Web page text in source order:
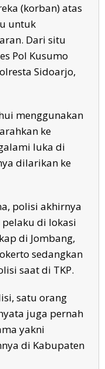
(korban) atas
untuk
Dari situ
Pol Kusumo
Sidoarjo,
menggunakan
ke
luka di
dilarikan ke
polisi akhirnya
di lokasi
di Jombang,
sedangkan
saat di TKP.
satu orang
juga pernah
yakni
di Kabupaten